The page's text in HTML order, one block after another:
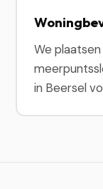
We
in Beersel